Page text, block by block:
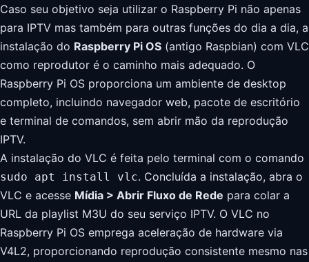
Caso seu objetivo seja utilizar o Raspberry Pi não apenas
para IPTV mas também para outras funções do dia a dia, a
instalação do Raspberry Pi OS (antigo Raspbian) com VLC
como reprodutor é o caminho mais adequado. O
Raspberry Pi OS proporciona um ambiente de desktop
completo, incluindo navegador web, pacote de escritório
e terminal de comandos, sem abrir mão da reprodução
IPTV.
A instalação do VLC é feita pelo terminal com o comando
sudo apt install vlc. Concluída a instalação, abra o
VLC e acesse Mídia > Abrir Fluxo de Rede para colar a
URL da playlist M3U do seu serviço IPTV. O VLC no
Raspberry Pi OS emprega aceleração de hardware via
V4L2, proporcionando reprodução consistente mesmo nas